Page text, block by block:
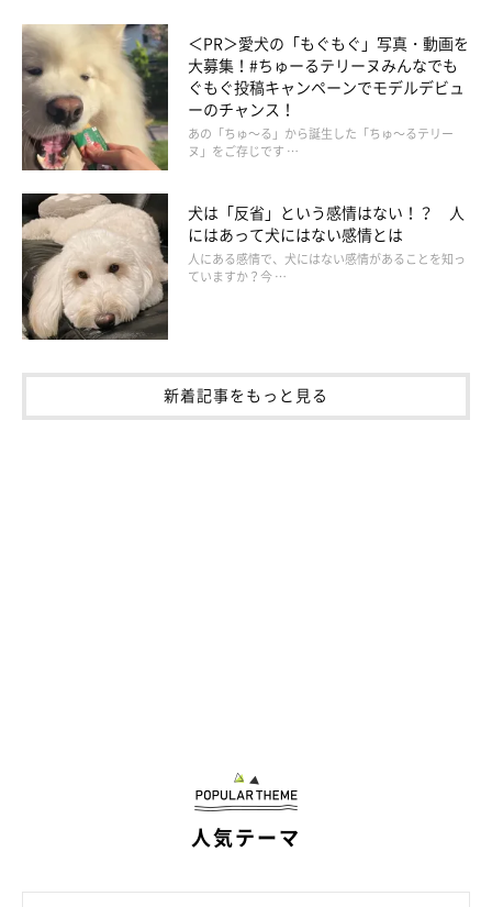
るころに明かりがつくように設定しておきましょう。
近頃は、外出先からペットの様子を見守れる監視カメラも増えて
おり、なかにはスマートフォン経由で愛犬に話しかけることがで
＜PR＞愛犬の「もぐもぐ」写真・動画を
大募集！#ちゅーるテリーヌみんなでも
ぐもぐ投稿キャンペーンでモデルデビュ
ーのチャンス！
あの「ちゅ～る」から誕生した「ちゅ～るテリー
ヌ」をご存じです …
犬は「反省」という感情はない！？ 人
にはあって犬にはない感情とは
人にある感情で、犬にはない感情があることを知っ
ていますか？今 …
新着記事をもっと見る
人気テーマ